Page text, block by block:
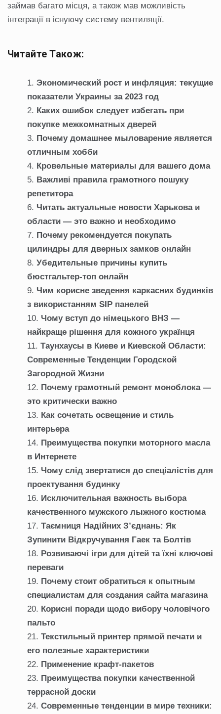
займав багато місця, а також мав можливість
інтеграції в існуючу систему вентиляції.
Читайте Також:
Экономический рост и инфляция: текущие
показатели Украины за 2023 год
Каких ошибок следует избегать при
покупке межкомнатных дверей
Почему домашнее мыловарение является
отличным хобби
Кровельные материалы для вашего дома
Важливі правила грамотного пошуку
репетитора
Читать актуальные новости Харькова и
области — это важно и необходимо
Почему рекомендуется покупать
цилиндры для дверных замков онлайн
Убедительные причины купить
бюстгальтер-топ онлайн
Чим корисне зведення каркасних будинків
з використанням SIP панелей
Чому вступ до німецького ВНЗ —
найкраще рішення для кожного українця
Таунхаусы в Киеве и Киевской Области:
Современные Тенденции Городской
Загородной Жизни
Почему грамотный ремонт моноблока —
это критически важно
Как сочетать освещение и стиль
интерьера
Преимущества покупки моторного масла
в Интернете
Чому слід звертатися до спеціалістів для
проектування будинку
Исключительная важность выбора
качественного мужского лыжного костюма
Таємниця Надійних З’єднань: Як
Зупинити Відкручування Гаек та Болтів
Розвиваючі ігри для дітей та їхні ключові
переваги
Почему стоит обратиться к опытным
специалистам для создания сайта магазина
Корисні поради щодо вибору чоловічого
пальто
Текстильный принтер прямой печати и
его полезные характеристики
Применение крафт-пакетов
Преимущества покупки качественной
террасной доски
Современные тенденции в мире техники: